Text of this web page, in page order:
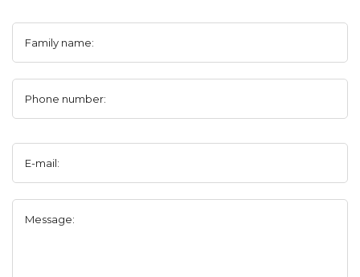
Family name:
Phone number:
E-mail:
Message: